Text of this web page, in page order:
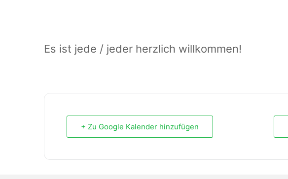
Es ist jede / jeder herzlich willkommen!
+ Zu Google Kalender hinzufügen